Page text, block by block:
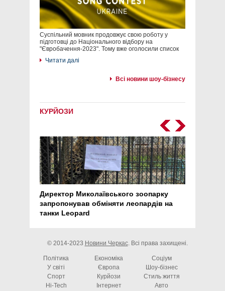
Суспільний мовник продовжує свою роботу у
підготовці до Національного відбору на
"Євробачення-2023". Тому вже оголосили список
Читати далі
Всі новини шоу-бізнесу
КУРЙОЗИ
Директор Миколаївського зоопарку
запропонував обміняти леопардів на
танки Leopard
© 2014-2023 Новини Черкас. Всі права захищені.
Політика Економіка
Соціум
У світі
Європа
Шоу-бізнес
Спорт
Курйози
Стиль життя
Hi-Tech
Інтернет Авто